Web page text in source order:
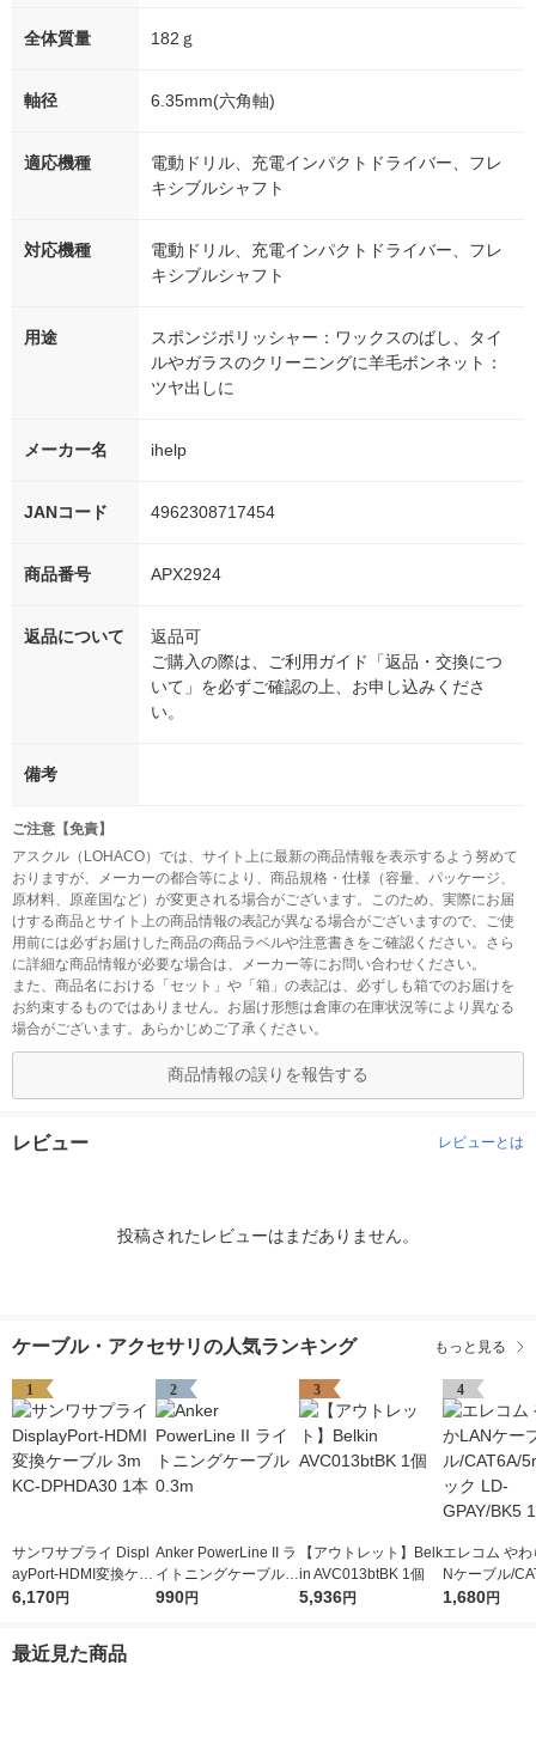
全体質量 182ｇ
軸径 6.35mm(六角軸)
適応機種
電動ドリル、充電インパクトドライバー、フレ
キシブルシャフト
対応機種
電動ドリル、充電インパクトドライバー、フレ
キシブルシャフト
用途
スポンジポリッシャー：ワックスのばし、タイ
ルやガラスのクリーニングに羊毛ボンネット：
ツヤ出しに
メーカー名 ihelp
JANコード 4962308717454
商品番号 APX2924
返品について
返品可
ご購入の際は、ご利用ガイド「返品・交換につ
いて」を必ずご確認の上、お申し込みくださ
い。
備考
ご注意【免責】
アスクル（LOHACO）では、サイト上に最新の商品情報を表示するよう努めて
おりますが、メーカーの都合等により、商品規格・仕様（容量、パッケージ、
原材料、原産国など）が変更される場合がございます。このため、実際にお届
けする商品とサイト上の商品情報の表記が異なる場合がございますので、ご使
用前には必ずお届けした商品の商品ラベルや注意書きをご確認ください。さら
に詳細な商品情報が必要な場合は、メーカー等にお問い合わせください。
また、商品名における「セット」や「箱」の表記は、必ずしも箱でのお届けを
お約束するものではありません。お届け形態は倉庫の在庫状況等により異なる
場合がございます。あらかじめご了承ください。
商品情報の誤りを報告する
レビュー レビューとは
投稿されたレビューはまだありません。
ケーブル・アクセサリの人気ランキング もっと見る
1
サンワサプライ Displ
ayPort-HDMI変換ケー
ブル 3m KC-DPHDA3
6,170円
2
Anker PowerLine II ラ
イトニングケーブル
0.3m
990円
3
【アウトレット】Belk
in AVC013btBK 1個
5,936円
4
エレコム や
Nケーブル/
m/ブラック
1,680円
最近見た商品